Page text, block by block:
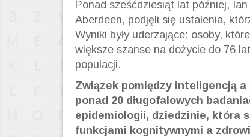
Ponad sześćdziesiąt lat później,
Aberdeen, podjęli się ustalenia,
Wyniki były uderzające: osoby,
większe szanse na dożycie do 76
populacji.
Związek pomiędzy inteligencją
ponad 20 długofalowych
epidemiologii, dziedzinie, która
funkcjami kognitywnymi a